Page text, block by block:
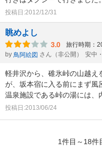
投稿日:2012/12/31
眺めよし
3.0 旅行時期：
by 鳥阿絵図 さん（非公開） 安中
軽井沢から、碓氷峠の山越え
が、坂本宿に入る前にまず風
温泉施設である峠の湯には、
投稿日:2013/06/24
1件目～18件